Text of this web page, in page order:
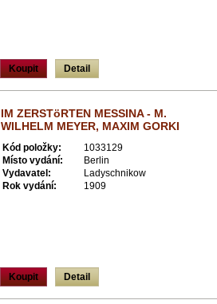
Koupit Detail
IM ZERSTöRTEN MESSINA - M.
WILHELM MEYER, MAXIM GORKI
Kód položky:
1033129
Místo vydání:
Berlin
Vydavatel:
Ladyschnikow
Rok vydání:
1909
Koupit Detail